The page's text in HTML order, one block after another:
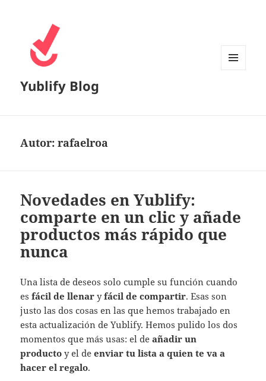
Yublify Blog
Autor:rafaelroa
Novedades en Yublify:
comparte en un clic y añade
productos más rápido que
nunca
Una lista de deseos solo cumple su función cuando
esfácil de llenar yfácil de compartir. Esas son
justo las dos cosas en las que hemos trabajado en
esta actualización de Yublify. Hemos pulido los dos
momentos que más usas: el deañadir un
producto y el deenviar tu lista a quien te va a
hacer el regalo.